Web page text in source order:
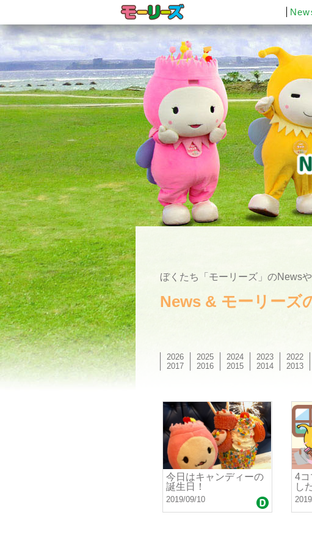
ぼくたち「モーリーズ」のNews
News & モーリーズ
2026 2025 2024 2023 2022
2017
2016 2015 2014 2013
今日はキャンディーの
誕生日！
2019/09/10
4コ
し